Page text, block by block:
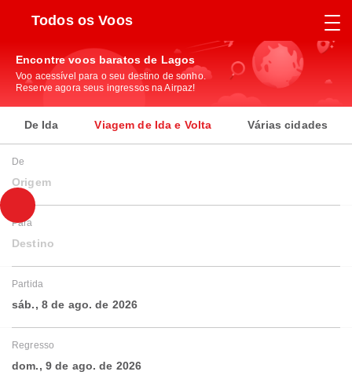
Todos os Voos
Encontre voos baratos de Lagos
Voo acessível para o seu destino de sonho.
Reserve agora seus ingressos na Airpaz!
De Ida Viagem de Ida e Volta Várias cidades
De
Origem
Para
Destino
Partida
sáb., 8 de ago. de 2026
Regresso
dom., 9 de ago. de 2026